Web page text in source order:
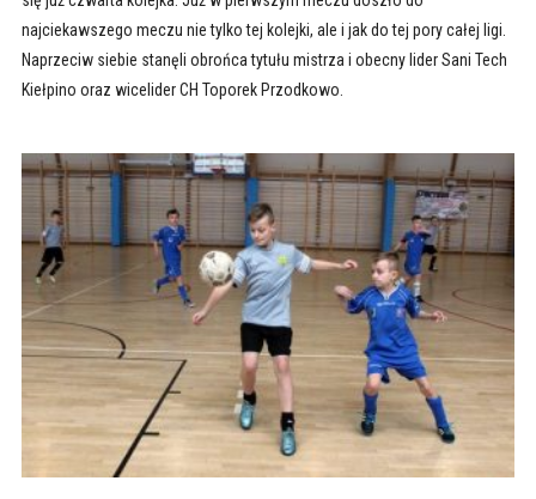
najciekawszego meczu nie tylko tej kolejki, ale i jak do tej pory całej ligi.
Naprzeciw siebie stanęli obrońca tytułu mistrza i obecny lider Sani Tech
Kiełpino oraz wicelider CH Toporek Przodkowo.